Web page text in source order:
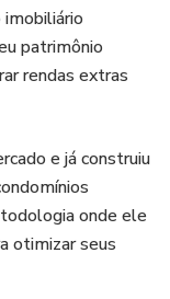
patrimônio
rendas extras
e já construiu
onde ele
otimizar seus